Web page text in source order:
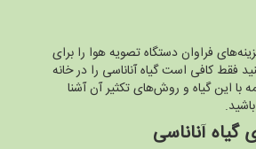
فراوان دستگاه تصویه هوا را برای
فقط کافی است گیاه آناناسی را در خانه
با این گیاه و روش‌های تکثیر آن آشنا
گیاه آناناسی